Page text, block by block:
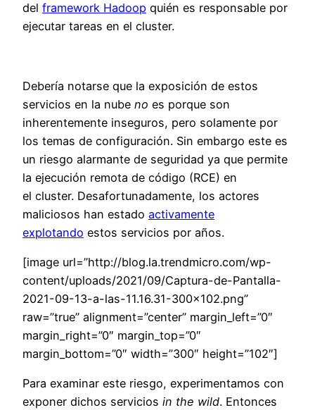
del framework Hadoop quién es responsable por
ejecutar tareas en el cluster.
Debería notarse que la exposición de estos
servicios en la nube no es porque son
inherentemente inseguros, pero solamente por
los temas de configuración. Sin embargo este es
un riesgo alarmante de seguridad ya que permite
la ejecución remota de código (RCE) en
el cluster. Desafortunadamente, los actores
maliciosos han estado activamente
explotando estos servicios por años.
[image url=”http://blog.la.trendmicro.com/wp-
content/uploads/2021/09/Captura-de-Pantalla-
2021-09-13-a-las-11.16.31-300×102.png”
raw=”true” alignment=”center” margin_left=”0″
margin_right=”0″ margin_top=”0″
margin_bottom=”0″ width=”300″ height=”102″]
Para examinar este riesgo, experimentamos con
exponer dichos servicios in the wild. Entonces